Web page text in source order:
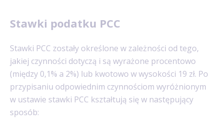
Stawki podatku PCC
Stawki PCC zostały określone w zależności od tego,
jakiej czynności dotyczą i są wyrażone procentowo
(między 0,1% a 2%) lub kwotowo w wysokości 19 zł. Po
przypisaniu odpowiednim czynnościom wyróżnionym
w ustawie stawki PCC kształtują się w następujący
sposób: